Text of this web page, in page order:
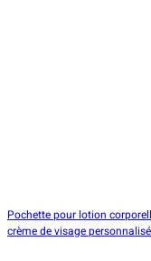
Pochette pour lotion
crème de visage